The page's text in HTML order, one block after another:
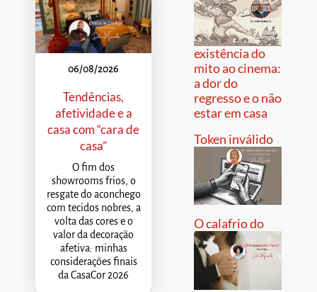
06/08/2026
Tendências,
afetividade e a
casa com “cara de
casa”
O fim dos
showrooms frios, o
resgate do aconchego
com tecidos nobres, a
volta das cores e o
valor da decoração
afetiva: minhas
considerações finais
da CasaCor 2026
existência do
mito ao cinema:
a dor do
regresso e o não
estar em casa
Token inválido
O calafrio do